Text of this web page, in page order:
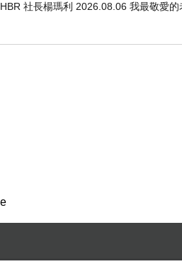
社長楊瑪利 2026.08.06 我最敬愛